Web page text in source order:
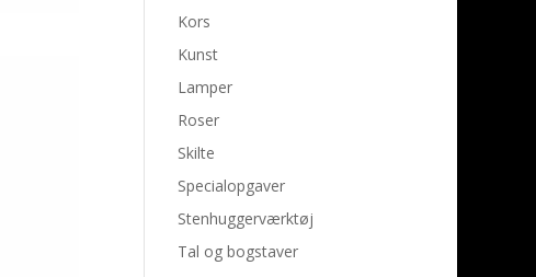
Kors
Kunst
Lamper
Roser
Skilte
Specialopgaver
Stenhuggerværktøj
Tal og bogstaver